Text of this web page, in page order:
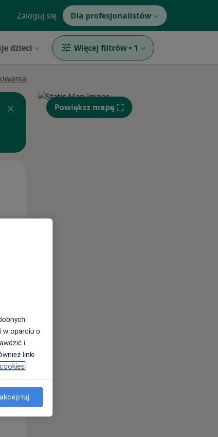
Zaloguj się Dla profesjonalistów
dzieci Więcej filtrów • 1
Wt,
11 Sie
Powiększ mapę
w oparciu o
i
linki